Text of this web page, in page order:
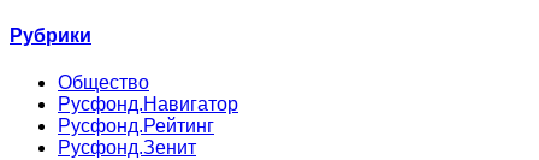
Рубрики
Общество
Русфонд.Навигатор
Русфонд.Рейтинг
Русфонд.Зенит